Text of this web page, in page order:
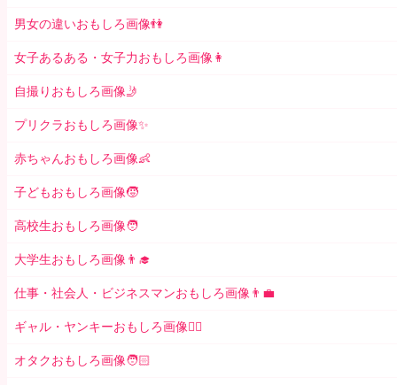
男女の違いおもしろ画像👫
女子あるある・女子力おもしろ画像👩
自撮りおもしろ画像🤳
プリクラおもしろ画像✨
赤ちゃんおもしろ画像👶
子どもおもしろ画像🧒
高校生おもしろ画像🧑
大学生おもしろ画像👨‍🎓
仕事・社会人・ビジネスマンおもしろ画像👨‍💼
ギャル・ヤンキーおもしろ画像👱‍♀️
オタクおもしろ画像🧑🏻